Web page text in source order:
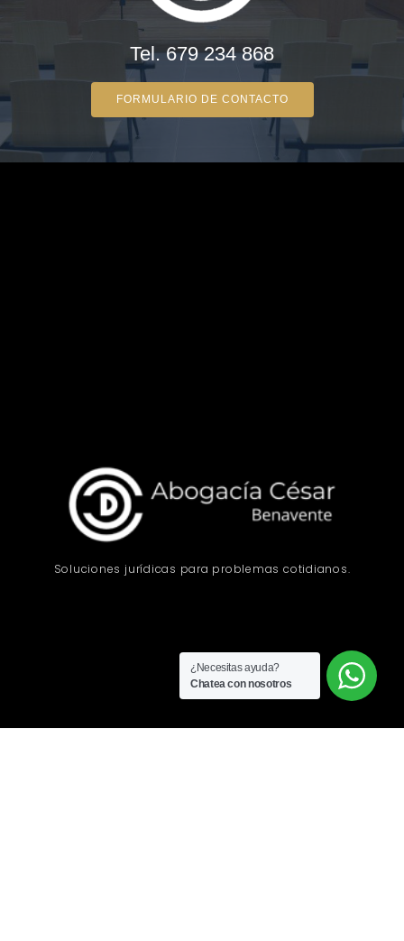
Tel. 679 234 868
FORMULARIO DE CONTACTO
Soluciones jurídicas para problemas cotidianos.
¿Necesitas ayuda?
Chatea con nosotros